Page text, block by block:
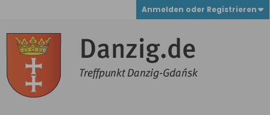
Anmelden oder Registrieren